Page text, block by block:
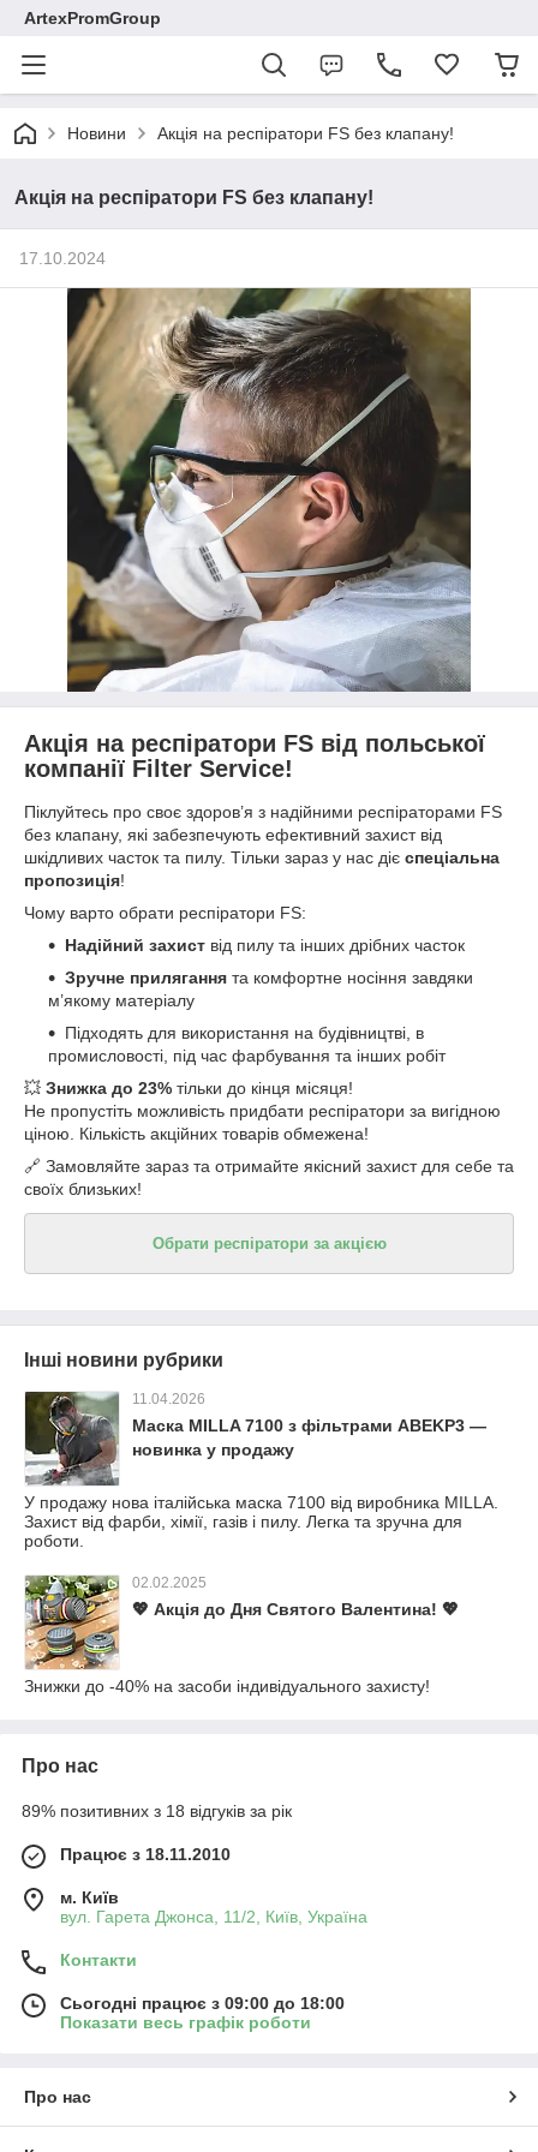
ArtexPromGroup
Новини Акція на респіратори FS без клапану!
Акція на респіратори FS без клапану!
17.10.2024
Акція на респіратори FS від польської
компанії Filter Service!
Піклуйтесь про своє здоров’я з надійними респіраторами FS
без клапану, які забезпечують ефективний захист від
шкідливих часток та пилу. Тільки зараз у нас діє спеціальна
пропозиція!
Чому варто обрати респіратори FS:
Надійний захист від пилу та інших дрібних часток
Зручне прилягання та комфортне носіння завдяки
м’якому матеріалу
Підходять для використання на будівництві, в
промисловості, під час фарбування та інших робіт
💥 Знижка до 23% тільки до кінця місяця!
Не пропустіть можливість придбати респіратори за вигідною
ціною. Кількість акційних товарів обмежена!
🔗 Замовляйте зараз та отримайте якісний захист для себе та
своїх близьких!
Обрати респіратори за акцією
Інші новини рубрики
11.04.2026
Маска MILLA 7100 з фільтрами ABEKP3 —
новинка у продажу
У продажу нова італійська маска 7100 від виробника MILLA.
Захист від фарби, хімії, газів і пилу. Легка та зручна для
роботи.
02.02.2025
💖 Акція до Дня Святого Валентина! 💖
Знижки до -40% на засоби індивідуального захисту!
Про нас
89% позитивних з 18 відгуків за рік
Працює з 18.11.2010
м. Київ
вул. Гарета Джонса, 11/2, Київ, Україна
Контакти
Сьогодні працює з 09:00 до 18:00
Показати весь графік роботи
Про нас